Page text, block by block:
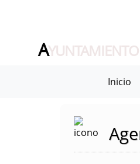
A
Inicio